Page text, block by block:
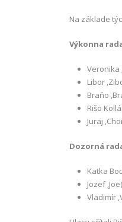
Na základe
Výkonna
Veronika
Libor
Braňo
Rišo
Juraj
Dozorná
Katka
Jozef
Vladimír